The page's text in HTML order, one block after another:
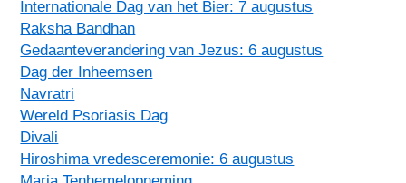
Internationale Dag van het Bier: 7 augustus
Raksha Bandhan
Gedaanteverandering van Jezus: 6 augustus
Dag der Inheemsen
Navratri
Wereld Psoriasis Dag
Divali
Hiroshima vredesceremonie: 6 augustus